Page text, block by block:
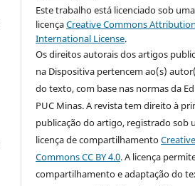
Este trabalho está licenciado sob uma
licençaCreative Commons
International License.
Os direitos autorais dos artigos
na Dispositiva pertencem ao(s)
do texto, com base nas normas da
PUC Minas. A revista tem direito à
publicação do artigo, registrado sob
licença de compartilhamentoCreative
Commons CC BY 4.0. A licença
compartilhamento e adaptação do